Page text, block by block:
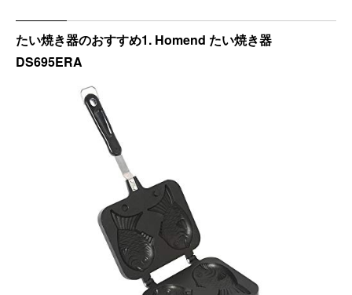
たい焼き器のおすすめ1. Homend たい焼き器
DS695ERA